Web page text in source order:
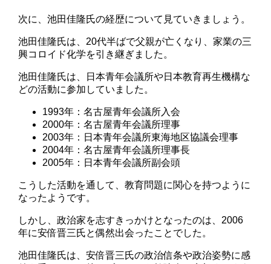
次に、池田佳隆氏の経歴について見ていきましょう。
池田佳隆氏は、20代半ばで父親が亡くなり、家業の三
興コロイド化学を引き継ぎました。
池田佳隆氏は、日本青年会議所や日本教育再生機構な
どの活動に参加していました。
1993年：名古屋青年会議所入会
2000年：名古屋青年会議所理事
2003年：日本青年会議所東海地区協議会理事
2004年：名古屋青年会議所理事長
2005年：日本青年会議所副会頭
こうした活動を通して、教育問題に関心を持つように
なったようです。
しかし、政治家を志すきっかけとなったのは、2006
年に安倍晋三氏と偶然出会ったことでした。
池田佳隆氏は、安倍晋三氏の政治信条や政治姿勢に感